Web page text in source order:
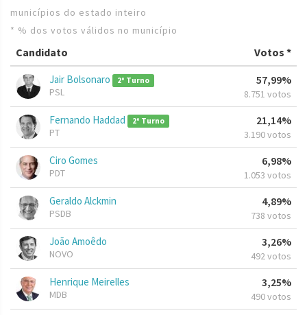
municípios do estado inteiro
* % dos votos válidos no município
Candidato Votos *
Jair Bolsonaro 2º Turno
PSL
57,99%
8.751 votos
Fernando Haddad 2º Turno
PT
21,14%
3.190 votos
Ciro Gomes
PDT
6,98%
1.053 votos
Geraldo Alckmin
PSDB
4,89%
738 votos
João Amoêdo
NOVO
3,26%
492 votos
Henrique Meirelles
MDB
3,25%
490 votos